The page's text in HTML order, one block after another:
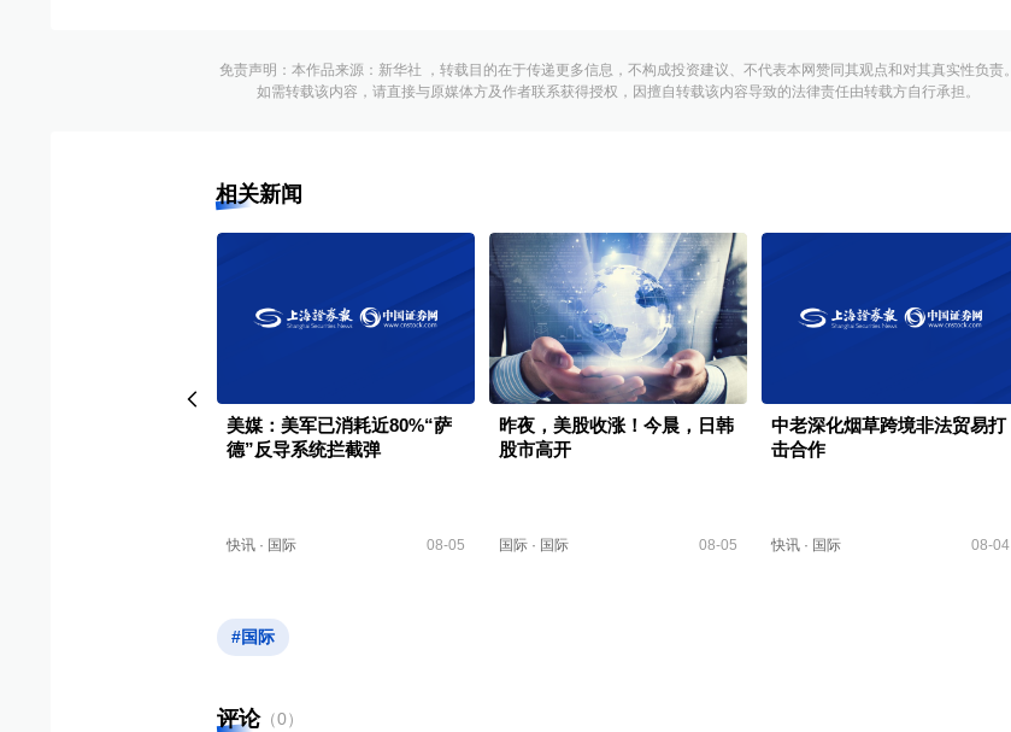
免责声明：本作品来源：新华社 ，转载目的在于传递更多信息，不构成投资建议、不代表本网赞同其观点和对其真实性负责。
如需转载该内容，请直接与原媒体方及作者联系获得授权，因擅自转载该内容导致的法律责任由转载方自行承担。
相关新闻
美媒：美军已消耗近80%“萨
德”反导系统拦截弹
快讯 · 国际 08-05
昨夜，美股收涨！今晨，日韩
股市高开
国际 · 国际 08-05
中老深化烟草跨境非法贸易打
击合作
快讯 · 国际 08-04
#国际
评论（0）